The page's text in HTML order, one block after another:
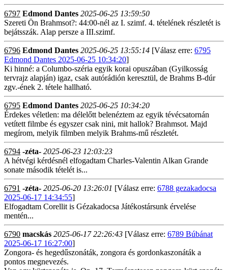
6797 Edmond Dantes 2025-06-25 13:59:50
Szereti Ön Brahmsot?: 44:00-nél az I. szimf. 4. tételének részletét is
bejátsszák. Alap persze a III.szimf.
6796 Edmond Dantes 2025-06-25 13:55:14 [Válasz erre: 6795
Edmond Dantes 2025-06-25 10:34:20]
Ki hinné: a Columbo-széria egyik korai opuszában (Gyilkosság
tervrajz alapján) igaz, csak autórádión keresztül, de Brahms B-dúr
zgv.-ének 2. tétele hallható.
6795 Edmond Dantes 2025-06-25 10:34:20
Érdekes véletlen: ma délelőtt belenéztem az egyik tévécsatornán
vetített filmbe és egyszer csak nini, mit hallok? Brahmsot. Majd
megírom, melyik filmben melyik Brahms-mű részletét.
6794 -zéta- 2025-06-23 12:03:23
A hétvégi kérdésnél elfogadtam Charles-Valentin Alkan Grande
sonate második tételét is...
6791 -zéta- 2025-06-20 13:26:01 [Válasz erre: 6788 gezakadocsa
2025-06-17 14:34:55]
Elfogadtam Corellit is Gézakadocsa Játékostársunk érvelése
mentén...
6790 macskás 2025-06-17 22:26:43 [Válasz erre: 6789 Búbánat
2025-06-17 16:27:00]
Zongora- és hegedűszonáták, zongora és gordonkaszonáták a
pontos megnevezés.